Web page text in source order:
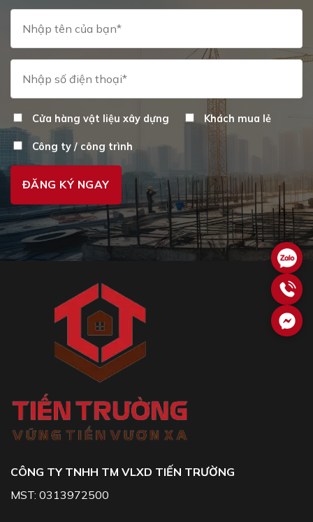
Cửa hàng vật liệu xây dựng Khách mua lẻ
Công ty / công trình
CÔNG TY TNHH TM VLXD TIẾN TRƯỜNG
MST: 0313972500